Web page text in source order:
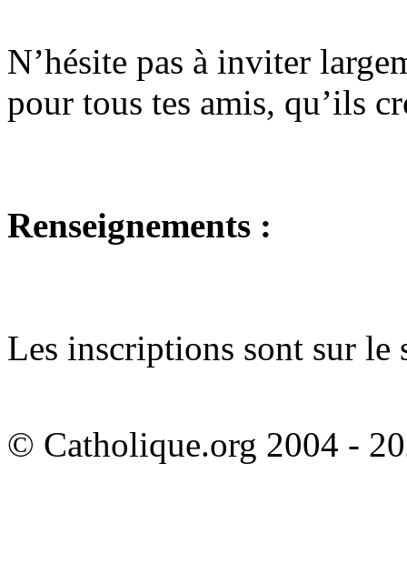
N’hésite pas à inviter
pour tous tes amis, qu’ils
Renseignements :
Les inscriptions sont sur le
© Catholique.org 2004 -